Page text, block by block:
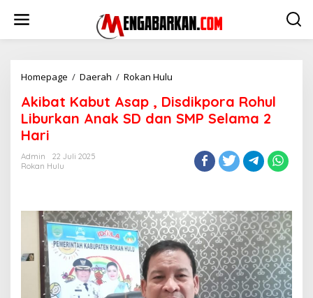
Homepage / Daerah / Rokan Hulu
Asap
Disdikpora
Liburkan
Selama
2
Hari
Akibat Kabut Asap , Disdikpora Rohul
Liburkan Anak SD dan SMP Selama 2
Hari
Admin
22 Juli 2025
Rokan Hulu